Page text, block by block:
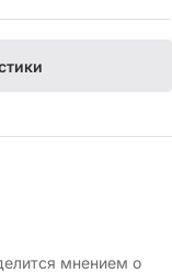
мнением о